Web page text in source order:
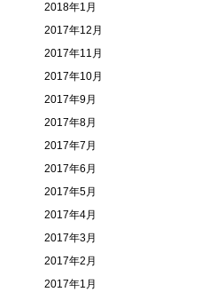
2018年1月
2017年12月
2017年11月
2017年10月
2017年9月
2017年8月
2017年7月
2017年6月
2017年5月
2017年4月
2017年3月
2017年2月
2017年1月